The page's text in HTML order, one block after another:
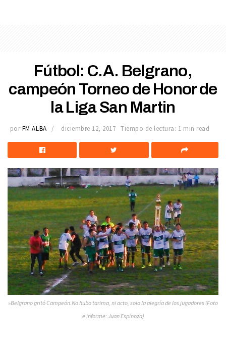
Fútbol: C.A. Belgrano,
campeón Torneo de Honor de
la Liga San Martin
por FM ALBA diciembre 12, 2017 Tiempo de lectura: 1 min read
»Belgrano gritó Campeón.No hubo tarima, ni acto, solo la alegría de los jugadores (Foto
e informe: Juan Espinoza)